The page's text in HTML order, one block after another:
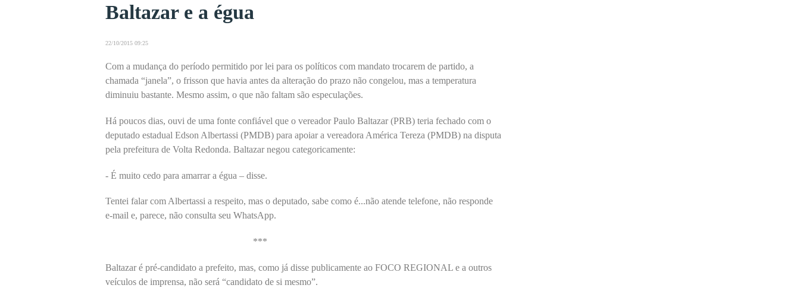
Baltazar e a égua
22/10/2015 09:25
Com a mudança do período permitido por lei para os políticos com mandato trocarem de partido, a
chamada “janela”, o frisson que havia antes da alteração do prazo não congelou, mas a temperatura
diminuiu bastante. Mesmo assim, o que não faltam são especulações.
Há poucos dias, ouvi de uma fonte confiável que o vereador Paulo Baltazar (PRB) teria fechado com o
deputado estadual Edson Albertassi (PMDB) para apoiar a vereadora América Tereza (PMDB) na disputa
pela prefeitura de Volta Redonda. Baltazar negou categoricamente:
- É muito cedo para amarrar a égua – disse.
Tentei falar com Albertassi a respeito, mas o deputado, sabe como é...não atende telefone, não responde
e-mail e, parece, não consulta seu WhatsApp.
***
Baltazar é pré-candidato a prefeito, mas, como já disse publicamente ao FOCO REGIONAL e a outros
veículos de imprensa, não será “candidato de si mesmo”.